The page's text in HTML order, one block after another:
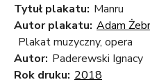
Tytuł plakatu: Manru
Autor plakatu: Adam
Plakat muzyczny, opera
Autor: Paderewski Ignacy
Rok druku: 2018